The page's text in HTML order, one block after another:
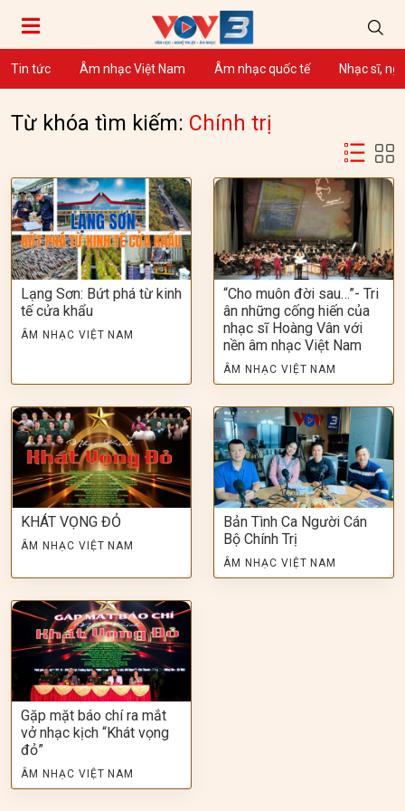
Tin tức Âm nhạc Việt Nam Âm nhạc quốc tế Nhạc sĩ,
Từ khóa tìm kiếm: Chính trị
Lạng Sơn: Bứt phá từ kinh
tế cửa khẩu
ÂM NHẠC VIỆT NAM
“Cho muôn đời sau…”- Tri
ân những cống hiến của
nhạc sĩ Hoàng Vân với
nền âm nhạc Việt Nam
ÂM NHẠC VIỆT NAM
KHÁT VỌNG ĐỎ
ÂM NHẠC VIỆT NAM
Bản Tình Ca Người Cán
Bộ Chính Trị
ÂM NHẠC VIỆT NAM
Gặp mặt báo chí ra mắt
vở nhạc kịch “Khát vọng
đỏ”
ÂM NHẠC VIỆT NAM